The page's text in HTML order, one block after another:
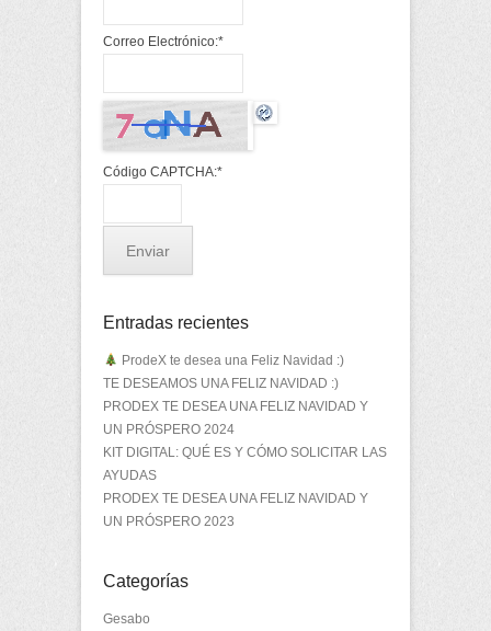
Correo Electrónico:*
Código CAPTCHA:*
Entradas recientes
ProdeX te desea una Feliz Navidad :)
TE DESEAMOS UNA FELIZ NAVIDAD :)
PRODEX TE DESEA UNA FELIZ NAVIDAD Y
UN PRÓSPERO 2024
KIT DIGITAL: QUÉ ES Y CÓMO SOLICITAR LAS
AYUDAS
PRODEX TE DESEA UNA FELIZ NAVIDAD Y
UN PRÓSPERO 2023
Categorías
Gesabo